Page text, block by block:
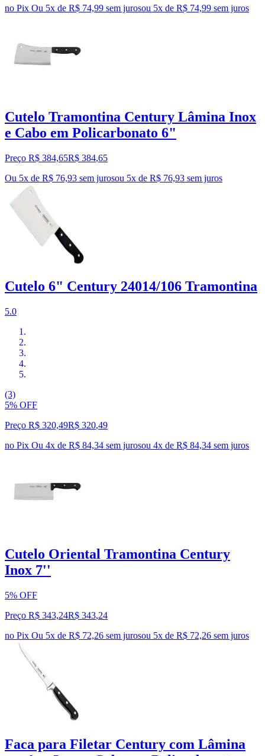
no Pix Ou 5x de R$ 74,99 sem jurosou 5x de R$ 74,99 sem juros
Cutelo Tramontina Century Lâmina Inox
e Cabo em Policarbonato 6"
Preço R$ 384,65R$ 384,65
Ou 5x de R$ 76,93 sem jurosou 5x de R$ 76,93 sem juros
Cutelo 6" Century 24014/106 Tramontina
5.0
(3)
5% OFF
Preço R$ 320,49R$ 320,49
no Pix Ou 4x de R$ 84,34 sem jurosou 4x de R$ 84,34 sem juros
Cutelo Oriental Tramontina Century
Inox 7''
5% OFF
Preço R$ 343,24R$ 343,24
no Pix Ou 5x de R$ 72,26 sem jurosou 5x de R$ 72,26 sem juros
Faca para Filetar Century com Lâmina